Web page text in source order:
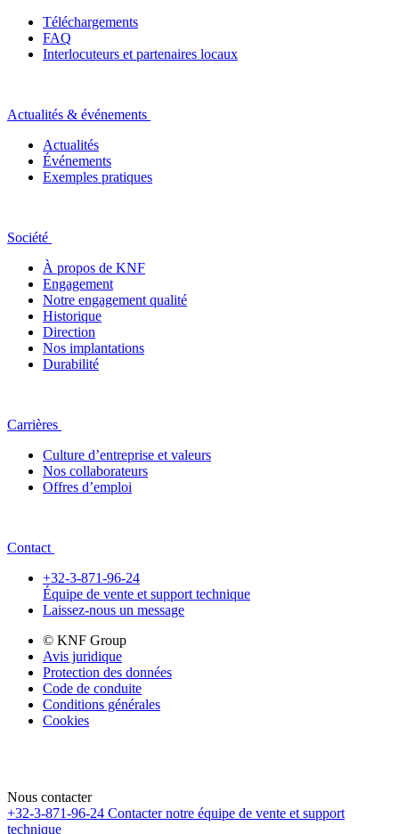
Téléchargements
FAQ
Interlocuteurs et partenaires locaux
Actualités & événements
Actualités
Événements
Exemples pratiques
Société
À propos de KNF
Engagement
Notre engagement qualité
Historique
Direction
Nos implantations
Durabilité
Carrières
Culture d’entreprise et valeurs
Nos collaborateurs
Offres d’emploi
Contact
+32-3-871-96-24
Équipe de vente et support technique
Laissez-nous un message
© KNF Group
Avis juridique
Protection des données
Code de conduite
Conditions générales
Cookies
Nous contacter
+32-3-871-96-24 Contacter notre équipe de vente et support
technique